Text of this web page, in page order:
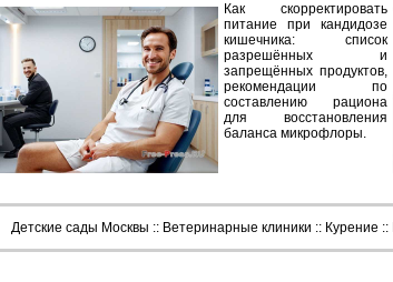
Как скорректировать
питание при кандидозе
кишечника: список
разрешённых и
запрещённых продуктов,
рекомендации по
составлению рациона
для восстановления
баланса микрофлоры.
Детские сады Москвы :: Ветеринарные клиники :: Курение ::